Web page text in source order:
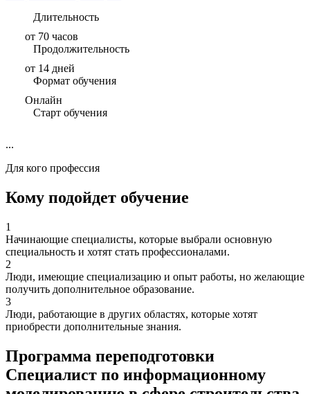
Длительность
от 70 часов
Продолжительность
от 14 дней
Формат обучения
Онлайн
Старт обучения
...
Для кого профессия
Кому подойдет обучение
1
Начинающие специалисты, которые выбрали основную
специальность и хотят стать профессионалами.
2
Люди, имеющие специализацию и опыт работы, но желающие
получить дополнительное образование.
3
Люди, работающие в других областях, которые хотят
приобрести дополнительные знания.
Программа переподготовки
Специалист по информационному